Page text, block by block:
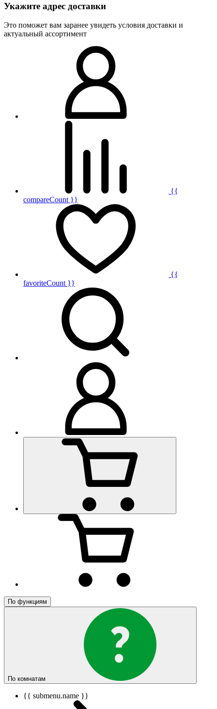
Укажите адрес доставки
Это поможет вам заранее увидеть условия доставки и
актуальный ассортимент
{{
compareCount }}
{{
favoriteCount }}
По функциям
По комнатам
{{ submenu.name }}